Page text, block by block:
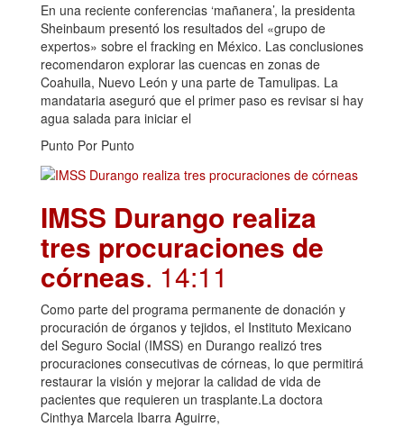
En una reciente conferencias ‘mañanera’, la presidenta
Sheinbaum presentó los resultados del «grupo de
expertos» sobre el fracking en México. Las conclusiones
recomendaron explorar las cuencas en zonas de
Coahuila, Nuevo León y una parte de Tamulipas. La
mandataria aseguró que el primer paso es revisar si hay
agua salada para iniciar el
Punto Por Punto
IMSS Durango realiza
tres procuraciones de
córneas. 14:11
Como parte del programa permanente de donación y
procuración de órganos y tejidos, el Instituto Mexicano
del Seguro Social (IMSS) en Durango realizó tres
procuraciones consecutivas de córneas, lo que permitirá
restaurar la visión y mejorar la calidad de vida de
pacientes que requieren un trasplante.La doctora
Cinthya Marcela Ibarra Aguirre,